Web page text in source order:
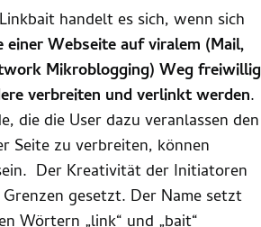
handelt es sich, wenn sich
einer Webseite auf viralem (Mail,
Mikroblogging) Weg freiwillig
verbreiten und verlinkt werden.
die die User dazu veranlassen den
Seite zu verbreiten, können
Der Kreativität der Initiatoren
gesetzt. Der Name setzt